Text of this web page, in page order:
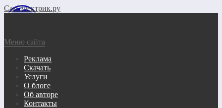
СамЭлектрик.ру
Меню сайта
Реклама
Скачать
Услуги
О блоге
Об авторе
Контакты